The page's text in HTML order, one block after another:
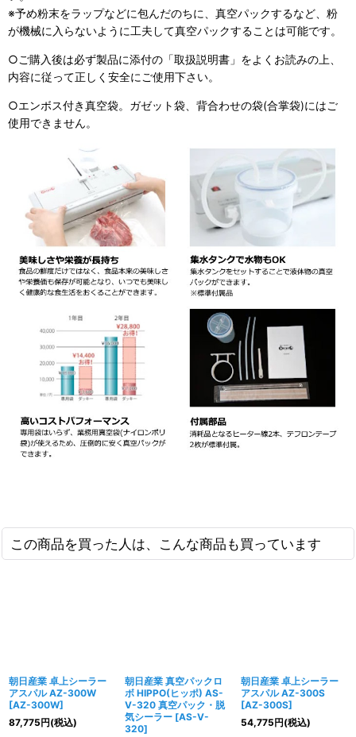
※予め粉末をラップなどに包んだのちに、真空パックするなど、粉
が機械に入らないように工夫して真空パックすることは可能です。
○ご購入後は必ず製品に添付の「取扱説明書」をよくお読みの上、
内容に従って正しく安全にご使用下さい。
○エンボス付き真空袋。ガゼット袋、背合わせの袋(合掌袋)にはご
使用できません。
この商品を買った人は、こんな商品も買っています
朝日産業 卓上シーラー
アスパル AZ-300W
[AZ-300W]
87,775円(税込)
朝日産業 真空パックロ
ボ HIPPO(ヒッポ) AS-
V-320 真空パック・脱
気シーラー [AS-V-
320]
朝日産業 卓上シーラー
アスパル AZ-300S
[AZ-300S]
54,775円(税込)